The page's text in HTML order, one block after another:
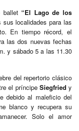
ballet “El Lago de los
sus localidades para las
En tiempo récord, el
las dos nuevas fechas
y sábado 5 a las 11.30
del repertorio clásico
el príncipe Siegfried y
debido al maleficio del
blanco y recupera su
Solo el amor